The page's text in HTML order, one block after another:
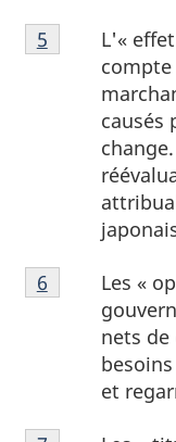
Note
de
L'«
compte
causés
Retour à la
5
Note
de
Les «
nets de
et
Retour à la
6
Note